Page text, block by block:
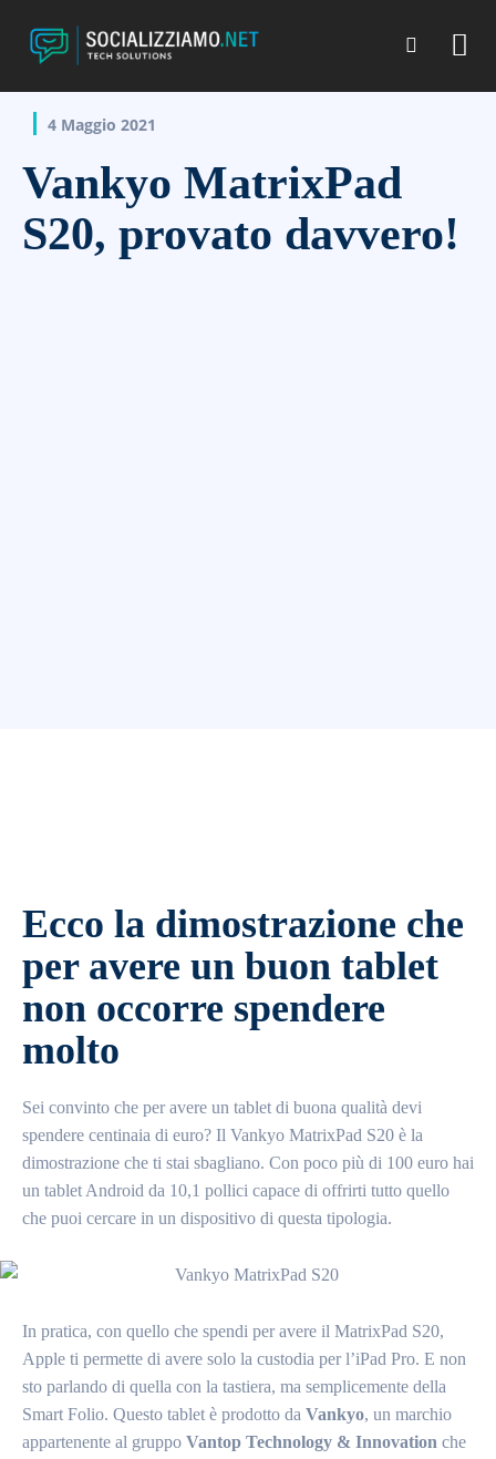
4 Maggio 2021
Vankyo MatrixPad
S20, provato davvero!
Ecco la dimostrazione che
per avere un buon tablet
non occorre spendere
molto
Sei convinto che per avere un tablet di buona qualità devi
spendere centinaia di euro? Il Vankyo MatrixPad S20 è la
dimostrazione che ti stai sbagliano. Con poco più di 100 euro hai
un tablet Android da 10,1 pollici capace di offrirti tutto quello
che puoi cercare in un dispositivo di questa tipologia.
In pratica, con quello che spendi per avere il MatrixPad S20,
Apple ti permette di avere solo la custodia per l’iPad Pro. E non
sto parlando di quella con la tastiera, ma semplicemente della
Smart Folio. Questo tablet è prodotto da Vankyo, un marchio
appartenente al gruppo Vantop Technology & Innovation che